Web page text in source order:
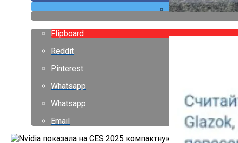
Flipboard
Reddit
Pinterest
Whatsapp
Whatsapp
Email